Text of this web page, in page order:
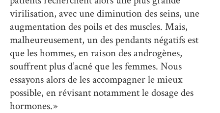
virilisation, avec une diminution des seins, une
augmentation des poils et des muscles. Mais,
malheureusement, un des pendants négatifs est
que les hommes, en raison des androgènes,
souffrent plus d’acné que les femmes. Nous
essayons alors de les accompagner le mieux
possible, en révisant notamment le dosage des
hormones. »